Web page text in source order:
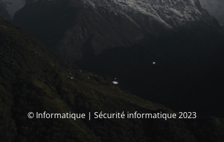
© Informatique | Sécurité informatique 2023